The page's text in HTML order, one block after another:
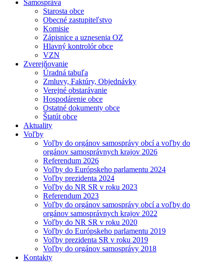
Samospráva
Starosta obce
Obecné zastupiteľstvo
Komisie
Zápisnice a uznesenia OZ
Hlavný kontrolór obce
VZN
Zverejňovanie
Úradná tabuľa
Zmluvy, Faktúry, Objednávky
Verejné obstarávanie
Hospodárenie obce
Ostatné dokumenty obce
Štatút obce
Aktuality
Voľby
Voľby do orgánov samosprávy obcí a voľby do
orgánov samosprávnych krajov 2026
Referendum 2026
Voľby do Európskeho parlamentu 2024
Voľby prezidenta 2024
Voľby do NR SR v roku 2023
Referendum 2023
Voľby do orgánov samosprávy obcí a voľby do
orgánov samosprávnych krajov 2022
Voľby do NR SR v roku 2020
Voľby do Európskeho parlamentu 2019
Voľby prezidenta SR v roku 2019
Voľby do orgánov samosprávy 2018
Kontakty